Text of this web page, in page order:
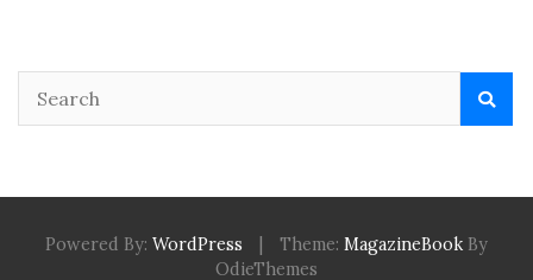
Powered By: WordPress Theme: MagazineBook By
OdieThemes